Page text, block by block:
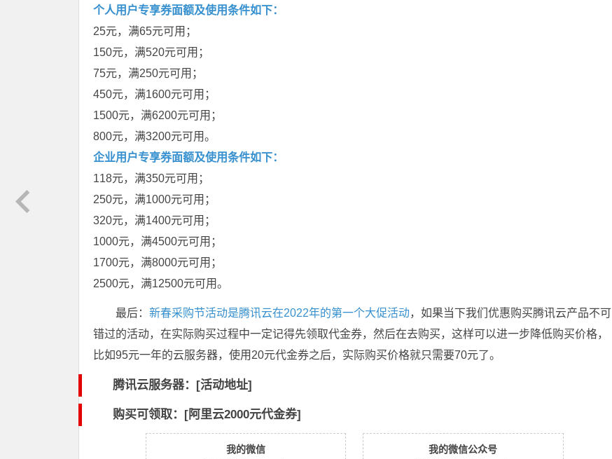
个人用户专享券面额及使用条件如下：
25元，满65元可用；
150元，满520元可用；
75元，满250元可用；
450元，满1600元可用；
1500元，满6200元可用；
800元，满3200元可用。
企业用户专享券面额及使用条件如下：
118元，满350元可用；
250元，满1000元可用；
320元，满1400元可用；
1000元，满4500元可用；
1700元，满8000元可用；
2500元，满12500元可用。
最后： 新春采购节活动是腾讯云在2022年的第一个大促活动，如果当下我们优惠购买腾讯云产品不可
错过的活动，在实际购买过程中一定记得先领取代金券，然后在去购买，这样可以进一步降低购买价格，
比如95元一年的云服务器，使用20元代金券之后，实际购买价格就只需要70元了。
腾讯云服务器：[活动地址]
购买可领取：[阿里云2000元代金券]
我的微信
我的微信公众号